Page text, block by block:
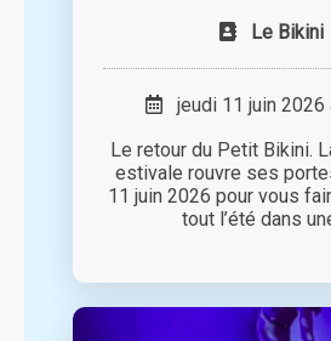
Le Bikini
jeudi 11 juin 2026
Le retour du Petit Bikini.
estivale rouvre ses
11 juin 2026 pour vous
tout l’été dans